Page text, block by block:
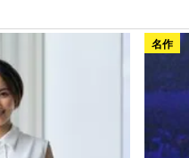
名作